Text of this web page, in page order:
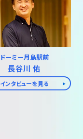
ドーミー月島駅前
長谷川 佑
インタビューを見る